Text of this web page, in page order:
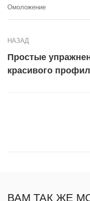
Омоложение
НАЗАД
Простые
красивого
ВАМ ТАК ЖЕ